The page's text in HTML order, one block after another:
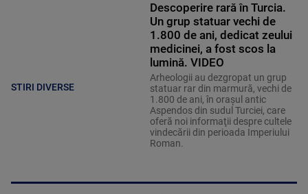
STIRI DIVERSE
Descoperire rară în Turcia.
Un grup statuar vechi de
1.800 de ani, dedicat zeului
medicinei, a fost scos la
lumină. VIDEO
Arheologii au dezgropat un grup
statuar rar din marmură, vechi de
1.800 de ani, în oraşul antic
Aspendos din sudul Turciei, care
oferă noi informaţii despre cultele
vindecării din perioada Imperiului
Roman.